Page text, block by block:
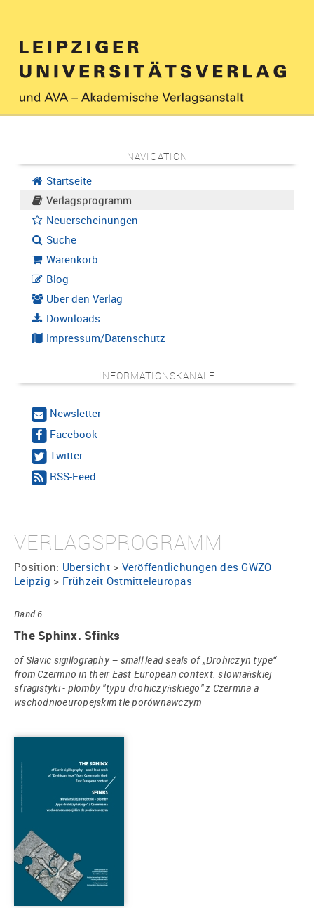
NAVIGATION
Startseite
Verlagsprogramm
Neuerscheinungen
Suche
Warenkorb
Blog
Über den Verlag
Downloads
Impressum/Datenschutz
INFORMATIONSKANÄLE
Newsletter
Facebook
Twitter
RSS-Feed
VERLAGSPROGRAMM
Position: Übersicht> Veröffentlichungen des GWZO
Leipzig > Frühzeit Ostmitteleuropas
Band 6
The Sphinx. Sfinks
of Slavic sigillography – small lead seals of „Drohiczyn type“
from Czermno in their East European context. słowiańskiej
sfragistyki - plomby "typu drohiczyńskiego" z Czermna a
wschodnioeuropejskim tle porównawczym